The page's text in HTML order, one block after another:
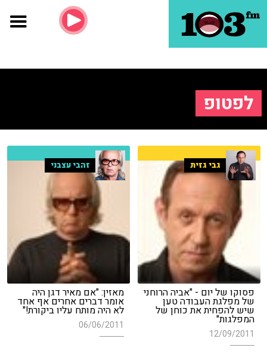
לפטופ
גבי גזית
פסוקו של יום - "אביה הרוחני
של מפלגת העבודה טען
שיש להפחית את כוחן של
המפלגות"
12/09/2011
זהבי עצבני
מאזין: "אם מאיר דגן היה
אומר דברים אחרים אף אחד
לא היה מותח עליו ביקורת!"
06/06/2011